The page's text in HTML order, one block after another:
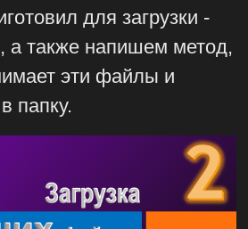
для загрузки -
а также напишем метод,
эти файлы и
папку.